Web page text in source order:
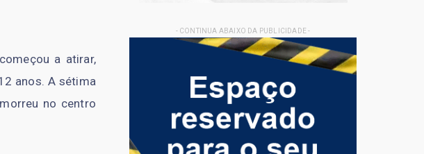
a atirar,
anos. A sétima
no centro
- CONTINUA ABAIXO DA PUBLICIDADE -